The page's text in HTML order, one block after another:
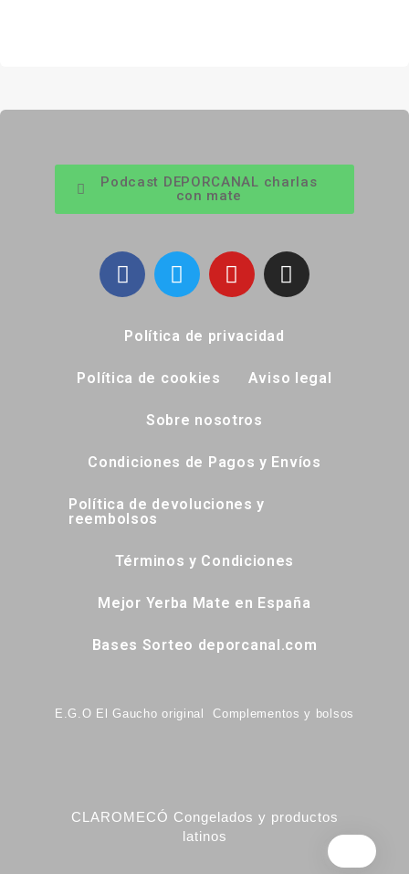
Podcast DEPORCANAL charlas
con mate
Política de privacidad
Política de cookies Aviso legal
Sobre nosotros
Condiciones de Pagos y Envíos
Política de devoluciones y
reembolsos
Términos y Condiciones
Mejor Yerba Mate en España
Bases Sorteo deporcanal.com
E.G.O El Gaucho original Complementos y bolsos
CLAROMECÓ Congelados y productos
latinos